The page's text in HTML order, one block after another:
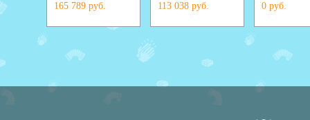
165 789 руб. 113 038 руб. 0 руб.